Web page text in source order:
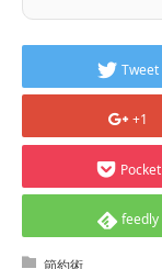
Tweet
+1
Pocket
feedly
節約術